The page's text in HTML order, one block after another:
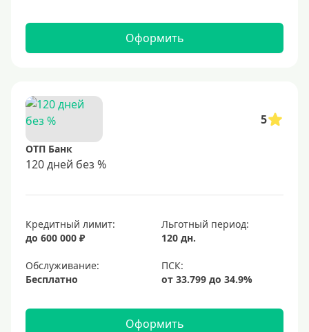
Оформить
5
ОТП Банк
120 дней без %
Кредитный лимит:
до 600 000 ₽
Льготный период:
120 дн.
Обслуживание:
Бесплатно
Оформить